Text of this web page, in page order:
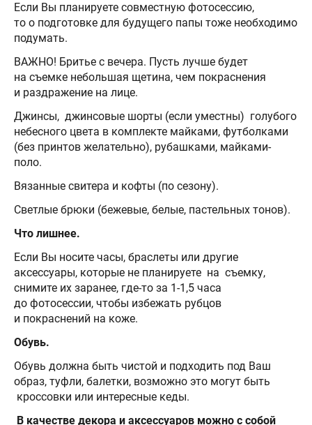
Если Вы планируете совместную фотосессию,
то о подготовке для будущего папы тоже необходимо
подумать.
ВАЖНО! Бритье с вечера. Пусть лучше будет
на съемке небольшая щетина, чем покраснения
и раздражение на лице.
Джинсы, джинсовые шорты (если уместны) голубого
небесного цвета в комплекте майками, футболками
(без принтов желательно), рубашками, майками-
поло.
Вязанные свитера и кофты (по сезону).
Светлые брюки (бежевые, белые, пастельных тонов).
Что лишнее.
Если Вы носите часы, браслеты или другие
аксессуары, которые не планируете на съемку,
снимите их заранее, где-то за 1-1,5 часа
до фотосессии, чтобы избежать рубцов
и покраснений на коже.
Обувь.
Обувь должна быть чистой и подходить под Ваш
образ, туфли, балетки, возможно это могут быть
кроссовки или интересные кеды.
В качестве декора и аксессуаров можно с собой